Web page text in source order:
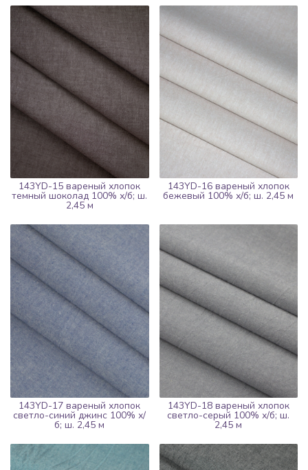
143YD-15 вареный хлопок
темный шоколад 100% х/б; ш.
2,45 м
143YD-16 вареный хлопок
бежевый 100% х/б; ш. 2,45 м
143YD-17 вареный хлопок
светло-синий джинс 100% х/
б; ш. 2,45 м
143YD-18 вареный хлопок
светло-серый 100% х/б; ш.
2,45 м